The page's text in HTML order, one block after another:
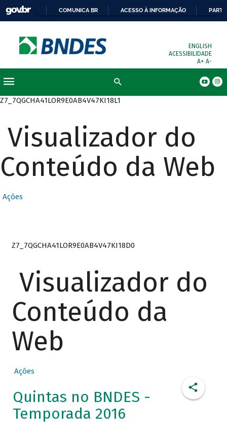
COMUNICA BR ACESSO À INFORMAÇÃO
ENGLISH
ACESSIBILIDADE
A+ A-
Z7_7QGCHA41LOR9E0AB4V47KI18L1
Visualizador do
Conteúdo da Web
Ações
Z7_7QGCHA41LOR9E0AB4V47KI18D0
Visualizador do
Conteúdo da
Web
Ações
Quintas no BNDES -
Temporada 2016